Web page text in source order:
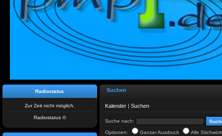
Radiostatus
Zur Zeit nicht möglich.
Radiostatus ©
Suchen
Kalender | Suchen
Suche nach:
Optionen: Ganzer Ausdruck Alle